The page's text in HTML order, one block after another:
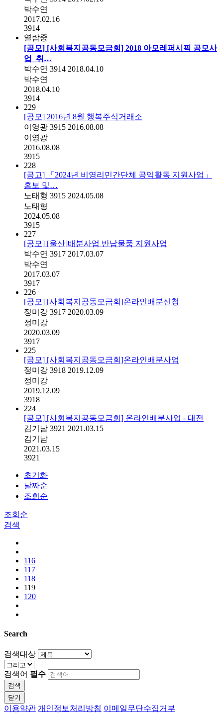
박수연
2017.02.16
3914
열람중
[공모] [사회복지공동모금회] 2018 아모레퍼시픽 공모사
업_취…
박수연 3914 2018.04.10
박수연
2018.04.10
3914
229
[공모] 2016년 8월 행복주식거래소
이영광 3915 2016.08.08
이영광
2016.08.08
3915
228
[공고] 「2024년 비영리민간단체 공익활동 지원사업」
홍보 및…
노태형 3915 2024.05.08
노태형
2024.05.08
3915
227
[공모] [울산]배분사업 반납물품 지원사업
박수연 3917 2017.03.07
박수연
2017.03.07
3917
226
[공모] [사회복지공동모금회]온라인배분신청
정미강 3917 2020.03.09
정미강
2020.03.09
3917
225
[공모] [사회복지공동모금회]온라인배분사업
정미강 3918 2019.12.09
정미강
2019.12.09
3918
224
[공모] [사회복지공동모금회] 온라인배분사업 - 대전
김기남 3921 2021.03.15
김기남
2021.03.15
3921
초기화
날짜순
조회순
조회순
검색
116
117
118
119
120
Search
검색대상
검색어 필수
검색
닫기
이용약관 개인정보처리방침 이메일무단수집거부